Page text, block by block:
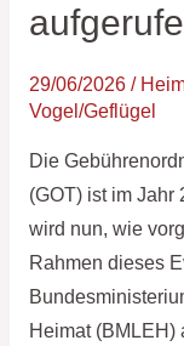
29/06/2026 /
Vogel/Geflügel
Die
(GOT) ist im Jahr
wird nun, wie
Rahmen dieses
Heimat (BMLEH)
sind
Onlinebefragung
aufgerufen